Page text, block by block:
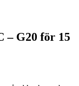
– G20 för 15